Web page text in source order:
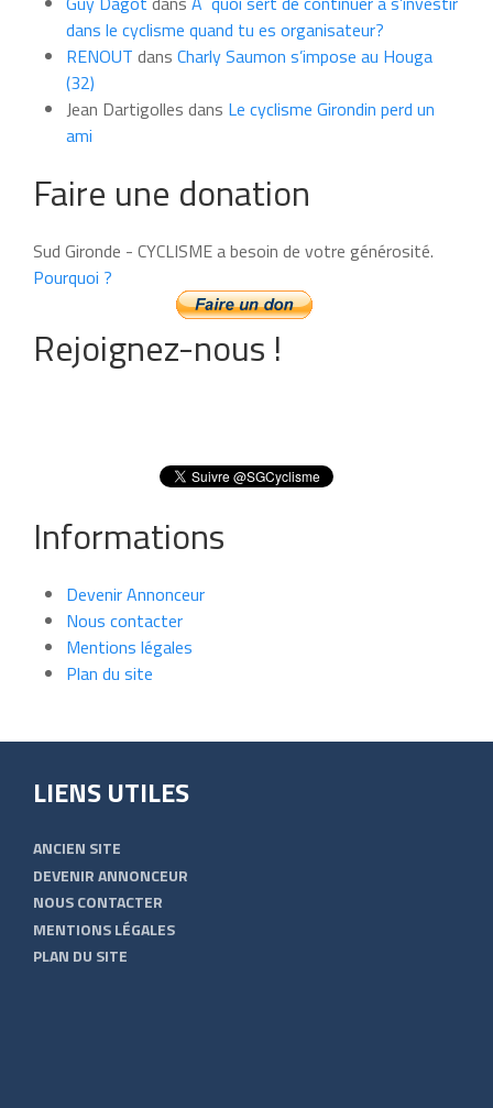
dans le cyclisme quand tu es organisateur?
RENOUT dans Charly Saumon s’impose au Houga
(32)
Jean Dartigolles dans Le cyclisme Girondin perd un
ami
Faire une donation
Sud Gironde - CYCLISME a besoin de votre générosité.
Pourquoi ?
Rejoignez-nous !
Informations
Devenir Annonceur
Nous contacter
Mentions légales
Plan du site
LIENS UTILES
ANCIEN SITE
DEVENIR ANNONCEUR
NOUS CONTACTER
MENTIONS LÉGALES
PLAN DU SITE